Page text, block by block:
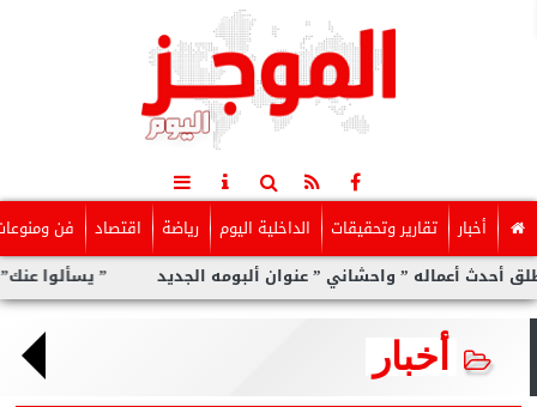
أخبار تقارير وتحقيقات الداخلية اليوم رياضة اقتصاد فن
” يسألوا عنك” أولى ” واحشاني ” عنوان ألبومه الجديد
أخبار